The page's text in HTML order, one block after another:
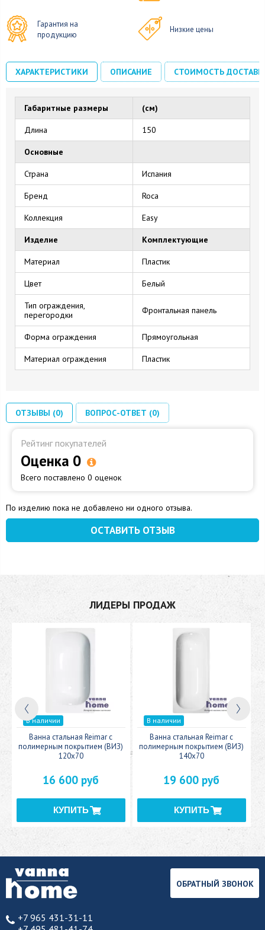
Гарантия на
продукцию
Низкие цены
ХАРАКТЕРИСТИКИ ОПИСАНИЕ СТОИМОСТЬ
Габаритные размеры (см)
Длина 150
Основные
Страна Испания
Бренд Roca
Коллекция Easy
Изделие Комплектующие
Материал Пластик
Цвет Белый
Тип ограждения,
перегородки
Фронтальная панель
Форма ограждения Прямоугольная
Материал ограждения Пластик
ОТЗЫВЫ (0) ВОПРОС-ОТВЕТ (0)
Рейтинг покупателей
Оценка 0
Всего поставлено 0 оценок
По изделию пока не добавлено ни одного отзыва.
ОСТАВИТЬ ОТЗЫВ
ЛИДЕРЫ ПРОДАЖ
В наличии
Ванна стальная Reimar с
полимерным покрытием (ВИЗ)
120x70
16 600 руб
В наличии
Ванна стальная Reimar с
полимерным покрытием (ВИЗ)
140x70
19 600 руб
+7 965 431-31-11
ОБРАТНЫЙ ЗВОНОК